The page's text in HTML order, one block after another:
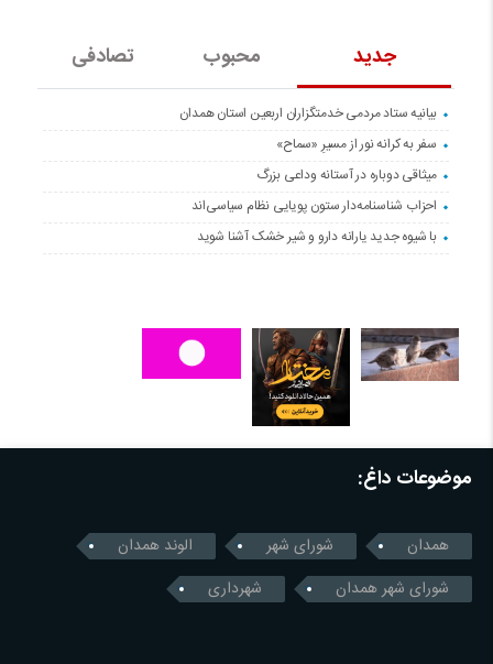
جدید محبوب تصادفی
بیانیه ستاد مردمی خدمتگزاران اربعین استان همدان
سفر به کرانه‌ نور از مسیرِ «سماح»
میثاقی دوباره در آستانه‌ وداعی بزرگ
احزاب شناسنامه‌دار ستون پویایی نظام سیاسی‌اند
با شیوه جدید یارانه دارو و شیر خشک آشنا شوید
موضوعات داغ:
همدان شورای شهر
الوند همدان
شورای شهر همدان
شهرداری